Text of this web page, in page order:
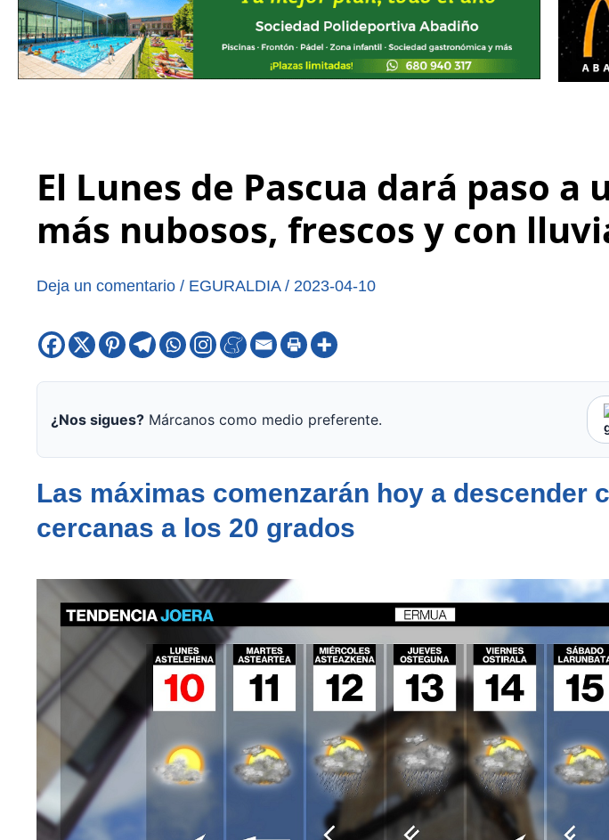
El Lunes de Pascua dará paso a
más nubosos, frescos y con
Deja un comentario / EGURALDIA/ 2023-04-10
¿Nos sigues?Márcanos como medio preferente.
Las máximas comenzarán hoy a descender
cercanas a los 20 grados